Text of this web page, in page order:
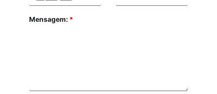
Mensagem: *